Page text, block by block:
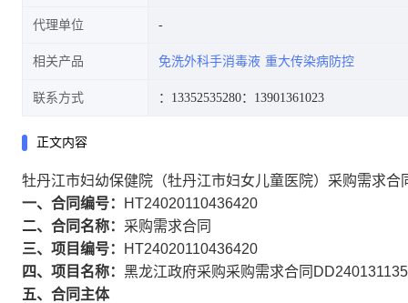
代理单位
相关产品 免洗外科手消毒液 重大传染病防控
联系方式 ：13352535280：13901361023
正文内容
牡丹江市妇幼保健院（牡丹江市妇女儿童医院）采购需求合
一、合同编号：
HT24020110436420
二、合同名称： 采购需求合同
三、项目编号：
HT24020110436420
四、项目名称： 黑龙江政府采购采购需求合同
五、合同主体